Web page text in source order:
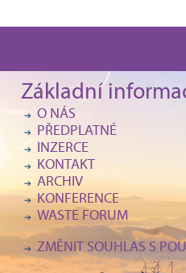
Základní
O NÁS
PŘEDPLATNÉ
INZERCE
KONTAKT
ARCHIV
KONFERENCE
WASTE FORUM
ZMĚNIT SOUHLAS S